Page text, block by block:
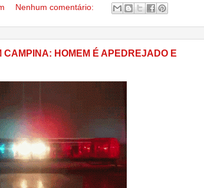
Nenhum comentário:
CAMPINA: HOMEM É APEDREJADO E